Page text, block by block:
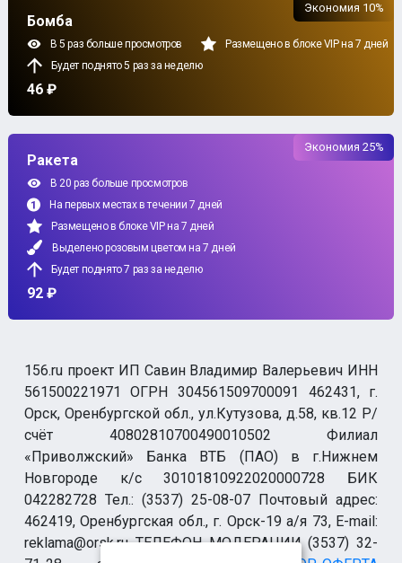
Бомба
В 5 раз больше просмотров
Размещено в блоке VIP на 7 дней
Будет поднято 5 раз за неделю
46 ₽
Экономия 10%
Ракета
В 20 раз больше просмотров
На первых местах в течении 7 дней
Размещено в блоке VIP на 7 дней
Выделено розовым цветом на 7 дней
Будет поднято 7 раз за неделю
92 ₽
Экономия 25%
156.ru проект ИП Савин Владимир Валерьевич ИНН
561500221971 ОГРН 304561509700091 462431, г.
Орск, Оренбургской обл., ул.Кутузова, д.58, кв.12 Р/
счёт 40802810700490010502 Филиал
«Приволжский» Банка ВТБ (ПАО) в г.Нижнем
Новгороде к/с 30101810922020000728 БИК
042282728 Тел.: (3537) 25-08-07 Почтовый адрес:
462419, Оренбургская обл., г. Орск-19 а/я 73, E-mail:
reklama@orsk.ru ТЕЛЕФОН МОДЕРАЦИИ (3537) 32-